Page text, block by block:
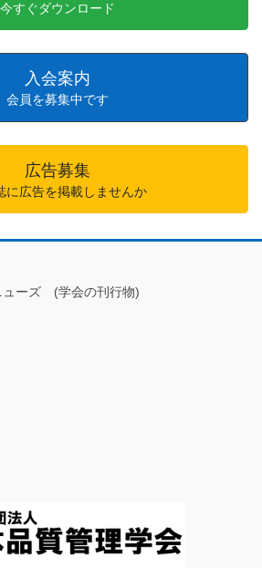
今すぐダウンロード
入会案内
会員を募集中です
広告募集
に広告を掲載しませんか
ューズ (学会の刊行物)